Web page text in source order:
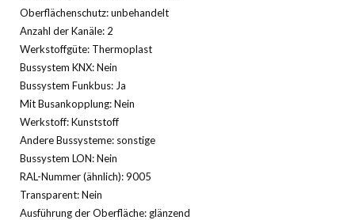
Oberflächenschutz: unbehandelt
Anzahl der Kanäle: 2
Werkstoffgüte: Thermoplast
Bussystem KNX: Nein
Bussystem Funkbus: Ja
Mit Busankopplung: Nein
Werkstoff: Kunststoff
Andere Bussysteme: sonstige
Bussystem LON: Nein
RAL-Nummer (ähnlich): 9005
Transparent: Nein
Ausführung der Oberfläche: glänzend